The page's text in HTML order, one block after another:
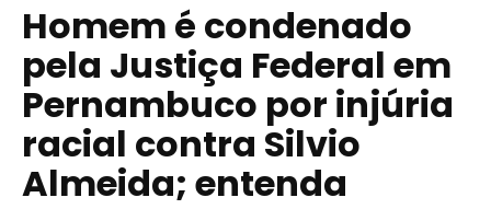
Homem é condenado
pela Justiça Federal em
Pernambuco por injúria
racial contra Silvio
Almeida; entenda